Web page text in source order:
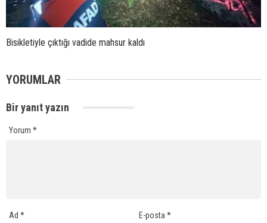
Bisikletiyle çıktığı vadide mahsur kaldı
YORUMLAR
Bir yanıt yazın
Yorum *
Ad * E-posta*